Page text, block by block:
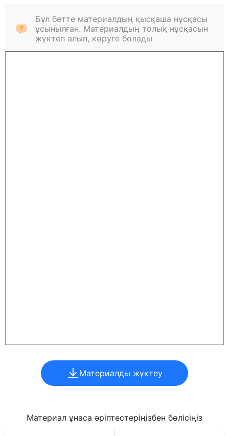
Бұл бетте материалдың қысқаша нұсқасы
ұсынылған. Материалдың толық нұсқасын
жүктеп алып, көруге болады
Материалды жүктеу
Материал ұнаса әріптестеріңізбен бөлісіңіз